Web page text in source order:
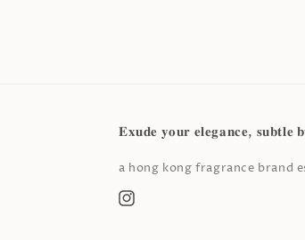
𝐄𝐱𝐮𝐝𝐞 𝐲𝐨𝐮𝐫 𝐞𝐥𝐞𝐠𝐚𝐧𝐜𝐞, 𝐬𝐮𝐛𝐭𝐥𝐞
a hong kong fragrance brand
Instagram